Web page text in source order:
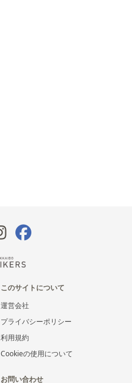
このサイトについて
運営会社
プライバシーポリシー
利用規約
Cookieの使用について
お問い合わせ